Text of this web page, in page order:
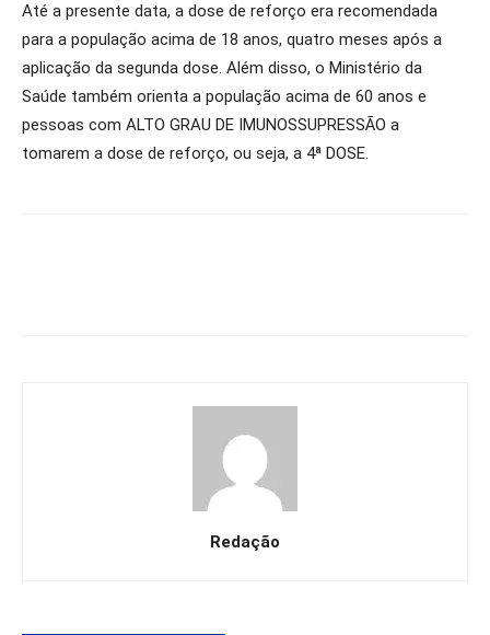
Até a presente data, a dose de reforço era recomendada
para a população acima de 18 anos, quatro meses após a
aplicação da segunda dose. Além disso, o Ministério da
Saúde também orienta a população acima de 60 anos e
pessoas com ALTO GRAU DE IMUNOSSUPRESSÃO a
tomarem a dose de reforço, ou seja, a 4ª DOSE.
Redação